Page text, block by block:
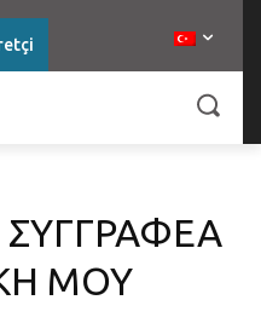
ΜΟΥ